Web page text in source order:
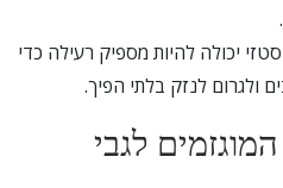
יכולה להיות מספיק רעילה כדי
ולגרום לנזק בלתי הפיך.
לגבי